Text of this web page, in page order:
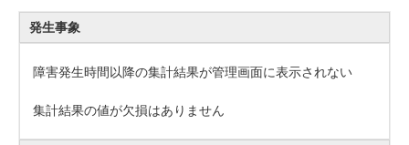
発生事象
障害発生時間以降の集計結果が管理画面に表示されない
集計結果の値が欠損はありません